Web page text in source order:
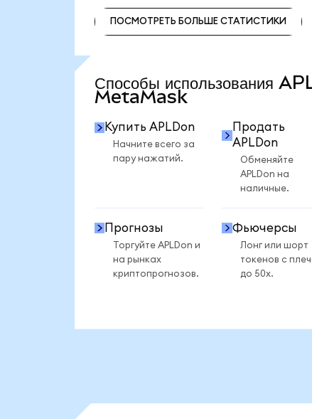
ПОСМОТРЕТЬ БОЛЬШЕ СТАТИСТИКИ
Способы использования
MetaMask
Купить APLDon
Начните всего за
пару нажатий.
Продать
APLDon
Обменяйте
APLDon на
наличные.
Прогнозы
Торгуйте APLDon и
на рынках
криптопрогнозов.
Фьючерсы
Лонг или шорт
токенов с
до 50x.